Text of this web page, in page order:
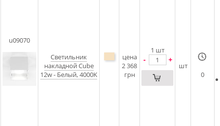
u09070
Светильник
накладной Cube
12w - Белый, 4000K
цена
2 368
грн
1 шт
- +
шт
0